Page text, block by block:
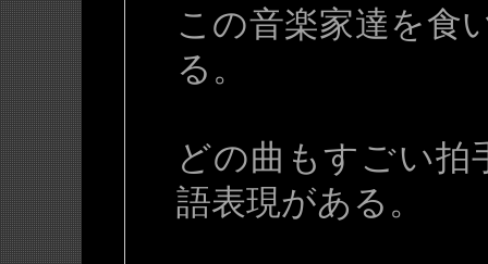
この音楽家達を食
る。
どの曲もすごい
語表現がある。